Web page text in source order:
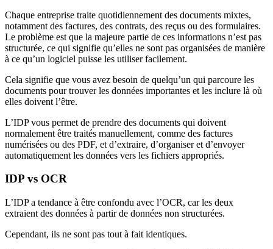
Chaque entreprise traite quotidiennement des documents mixtes,
notamment des factures, des contrats, des reçus ou des formulaires.
Le problème est que la majeure partie de ces informations n’est pas
structurée, ce qui signifie qu’elles ne sont pas organisées de manière
à ce qu’un logiciel puisse les utiliser facilement.
Cela signifie que vous avez besoin de quelqu’un qui parcoure les
documents pour trouver les données importantes et les inclure là où
elles doivent l’être.
L’IDP vous permet de prendre des documents qui doivent
normalement être traités manuellement, comme des factures
numérisées ou des PDF, et d’extraire, d’organiser et d’envoyer
automatiquement les données vers les fichiers appropriés.
IDP vs OCR
L’IDP a tendance à être confondu avec l’OCR, car les deux
extraient des données à partir de données non structurées.
Cependant, ils ne sont pas tout à fait identiques.